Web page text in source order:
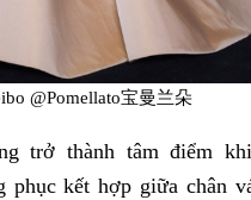
@Pomellato宝曼兰朵
trở thành tâm điểm
kết hợp giữa chân